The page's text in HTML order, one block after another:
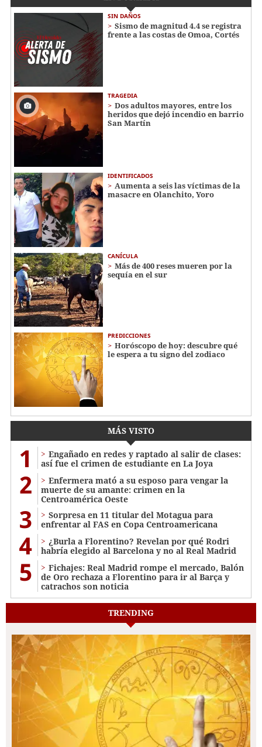
SIN DAÑOS
Sismo de magnitud 4.4 se registra
frente a las costas de Omoa, Cortés
TRAGEDIA
Dos adultos mayores, entre los
heridos que dejó incendio en barrio
San Martín
IDENTIFICADOS
Aumenta a seis las víctimas de la
masacre en Olanchito, Yoro
CANÍCULA
Más de 400 reses mueren por la
sequía en el sur
PREDICCIONES
Horóscopo de hoy: descubre qué
le espera a tu signo del zodiaco
MÁS VISTO
1
Engañado en redes y raptado al salir de clases:
así fue el crimen de estudiante en La Joya
2
Enfermera mató a su esposo para vengar la
muerte de su amante: crimen en la
Centroamérica Oeste
3
Sorpresa en 11 titular del Motagua para
enfrentar al FAS en Copa Centroamericana
4
¿Burla a Florentino? Revelan por qué Rodri
habría elegido al Barcelona y no al Real Madrid
5
Fichajes: Real Madrid rompe el mercado, Balón
de Oro rechaza a Florentino para ir al Barça y
catrachos son noticia
TRENDING